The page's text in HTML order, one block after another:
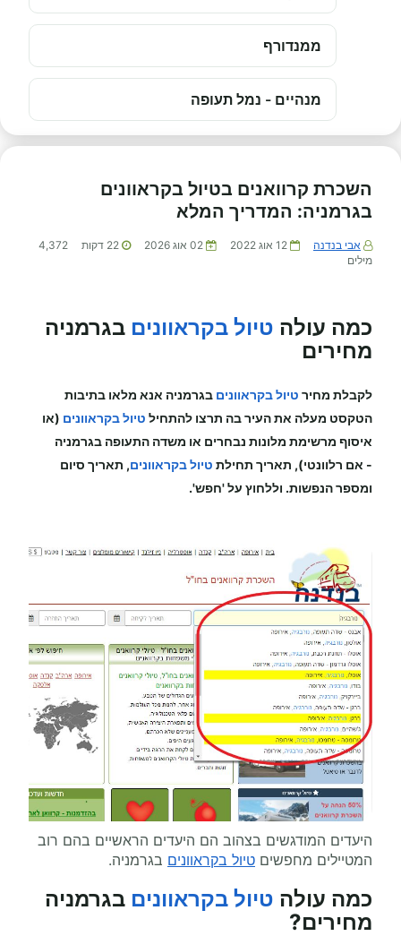
ממנדורף
מנהיים - נמל תעופה
השכרת קרוואנים בטיול בקראוונים
בגרמניה: המדריך המלא
אבי בנדנה 12 אוג 2022 02 אוג 2026 22 דקות
4,372
מילים
כמה עולה טיול בקראוונים בגרמניה
מחירים
לקבלת מחיר טיול בקראוונים בגרמניה אנא מלאו בתיבות
הטקסט מעלה את העיר בה תרצו להתחיל טיול בקראוונים (או
איסוף מרשימת מלונות נבחרים או משדה התעופה בגרמניה
- אם רלוונטי), תאריך תחילת טיול בקראוונים, תאריך סיום
ומספר הנפשות. וללחוץ על 'חפש'.
היעדים המודגשים בצהוב הם היעדים הראשיים בהם רוב
המטיילים מחפשים טיול בקראוונים בגרמניה.
כמה עולה טיול בקראוונים בגרמניה
מחירים?